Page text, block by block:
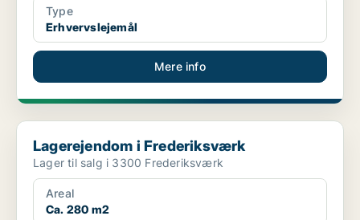
Type
Erhvervslejemål
Mere info
Lagerejendom i Frederiksværk
Lagerejendom i Frederiksværk
Lager til salg i 3300 Frederiksværk
Areal
Ca. 280 m2